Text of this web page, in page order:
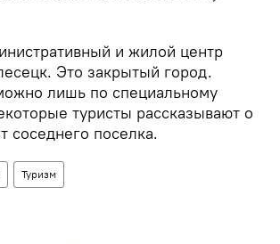
и жилой центр
Это закрытый город.
лишь по специальному
туристы рассказывают о
соседнего поселка.
Туризм